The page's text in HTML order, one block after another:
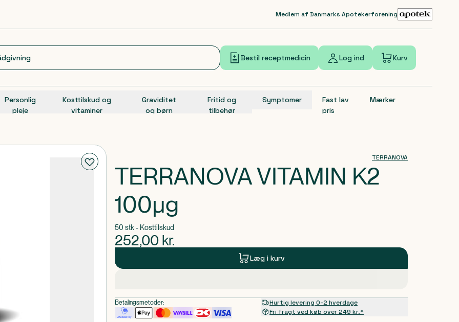
Medlem af Danmarks Apotekerforening
Bestil receptmedicin Log ind Kurv
Personlig
pleje
Kosttilskud og
vitaminer
Graviditet
og børn
Fritid og
tilbehør
Symptomer
Fast lav
pris
Mærker
TERRANOVA
TERRANOVA VITAMIN K2
100µg
50 stk - Kosttilskud
252,00 kr.
Læg i kurv
Betalingsmetoder:
Hurtig levering 0-2 hverdage
Fri fragt ved køb over 249 kr.*